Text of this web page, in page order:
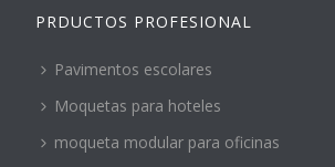
PRDUCTOS PROFESIONAL
Pavimentos escolares
Moquetas para hoteles
moqueta modular para oficinas